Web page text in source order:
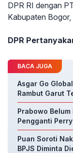
DPR RI dengan
Kabupaten
DPR
BACA JUGA
Asgar Go
Rambut Garut
Prabowo
Pengganti
Puan Soroti
BPJS Diminta